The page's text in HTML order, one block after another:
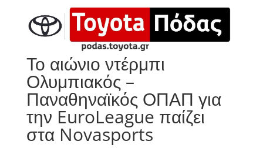
Το αιώνιο ντέρμπι
Ολυμπιακός –
Παναθηναϊκός ΟΠΑΠ για
την EuroLeague παίζει
στα Novasports